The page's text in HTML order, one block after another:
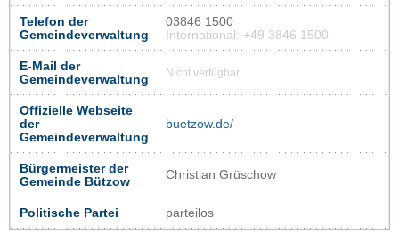
Telefon der
Gemeindeverwaltung
03846 1500
International: +49 3846 1500
E-Mail der
Gemeindeverwaltung
Nicht verfügbar
Offizielle Webseite
der
Gemeindeverwaltung
buetzow.de/
Bürgermeister der
Gemeinde Bützow
Christian Grüschow
Politische Partei parteilos